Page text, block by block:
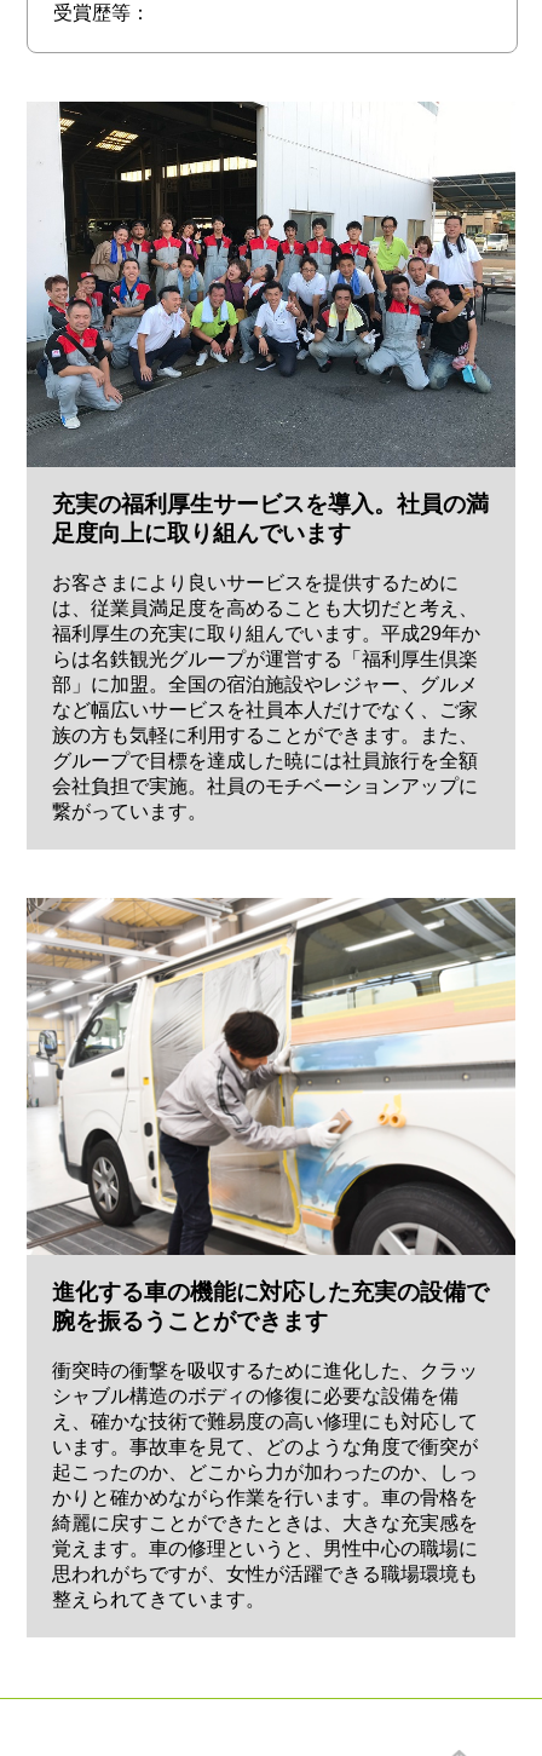
受賞歴等：
充実の福利厚生サービスを導入。社員の満
足度向上に取り組んでいます
お客さまにより良いサービスを提供するために
は、従業員満足度を高めることも大切だと考え、
福利厚生の充実に取り組んでいます。平成29年か
らは名鉄観光グループが運営する「福利厚生倶楽
部」に加盟。全国の宿泊施設やレジャー、グルメ
など幅広いサービスを社員本人だけでなく、ご家
族の方も気軽に利用することができます。また、
グループで目標を達成した暁には社員旅行を全額
会社負担で実施。社員のモチベーションアップに
繋がっています。
進化する車の機能に対応した充実の設備で
腕を振るうことができます
衝突時の衝撃を吸収するために進化した、クラッ
シャブル構造のボディの修復に必要な設備を備
え、確かな技術で難易度の高い修理にも対応して
います。事故車を見て、どのような角度で衝突が
起こったのか、どこから力が加わったのか、しっ
かりと確かめながら作業を行います。車の骨格を
綺麗に戻すことができたときは、大きな充実感を
覚えます。車の修理というと、男性中心の職場に
思われがちですが、女性が活躍できる職場環境も
整えられてきています。